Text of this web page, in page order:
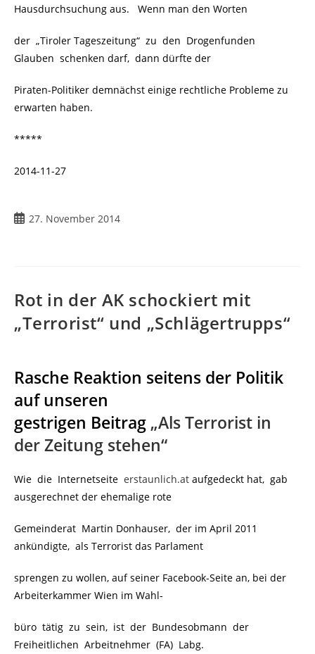
Hausdurchsuchung aus. Wenn man den Worten
der „Tiroler Tageszeitung“ zu den Drogenfunden
Glauben schenken darf, dann dürfte der
Piraten-Politiker demnächst einige rechtliche Probleme zu
erwarten haben.
*****
2014-11-27
27. November 2014
Rot in der AK schockiert mit
„Terrorist“ und „Schlägertrupps“
Rasche Reaktion seitens der Politik
auf unseren
gestrigen Beitrag „Als Terrorist in
der Zeitung stehen“
Wie die Internetseite erstaunlich.at aufgedeckt hat, gab
ausgerechnet der ehemalige rote
Gemeinderat Martin Donhauser, der im April 2011
ankündigte, als Terrorist das Parlament
sprengen zu wollen, auf seiner Facebook-Seite an, bei der
Arbeiterkammer Wien im Wahl-
büro tätig zu sein, ist der Bundesobmann der
Freiheitlichen Arbeitnehmer (FA) Labg.